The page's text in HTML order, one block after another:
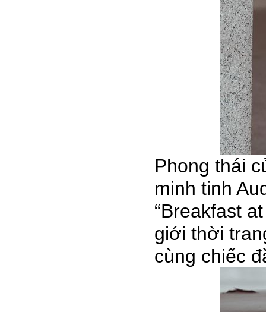
Phong thái
minh tinh
“Breakfast
giới thời
cùng chiếc